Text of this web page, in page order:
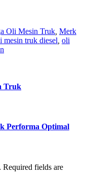
Oli Mesin Truk Merk
mesin truk diesel oli
Truk
Performa Optimal
fields are